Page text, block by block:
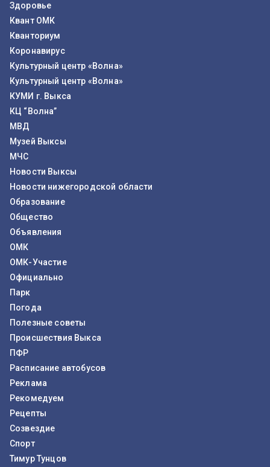
Здоровье
Квант ОМК
Кванториум
Коронавирус
Культурный центр «Волна»
Культурный центр «Волна»
КУМИ г. Выкса
КЦ “Волна”
МВД
Музей Выксы
МЧС
Новости Выксы
Новости нижегородской области
Образование
Общество
Объявления
ОМК
ОМК-Участие
Официально
Парк
Погода
Полезные советы
Происшествия Выкса
ПФР
Расписание автобусов
Реклама
Рекомедуем
Рецепты
Созвездие
Спорт
Тимур Тунцов